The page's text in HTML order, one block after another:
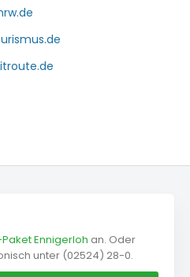
Ennigerloh an. Oder
unter (02524) 28-0.